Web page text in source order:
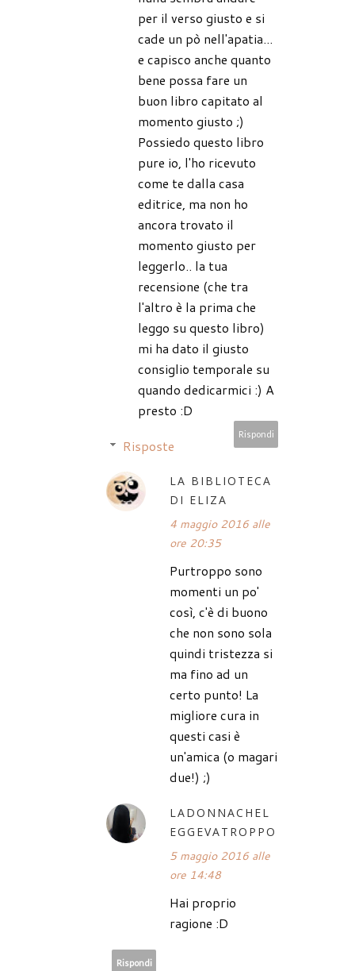
per il verso giusto e si
cade un pò nell'apatia...
e capisco anche quanto
bene possa fare un
buon libro capitato al
momento giusto ;)
Possiedo questo libro
pure io, l'ho ricevuto
come te dalla casa
editrice, ma non ho
ancora trovato il
momento giusto per
leggerlo.. la tua
recensione (che tra
l'altro è la prima che
leggo su questo libro)
mi ha dato il giusto
consiglio temporale su
quando dedicarmici :) A
presto :D
Rispondi
Risposte
LA BIBLIOTECA
DI ELIZA
4 maggio 2016 alle
ore 20:35
Purtroppo sono
momenti un po'
così, c'è di buono
che non sono sola
quindi tristezza si
ma fino ad un
certo punto! La
migliore cura in
questi casi è
un'amica (o magari
due!) ;)
LADONNACHEL
EGGEVATROPPO
5 maggio 2016 alle
ore 14:48
Hai proprio
ragione :D
Rispondi